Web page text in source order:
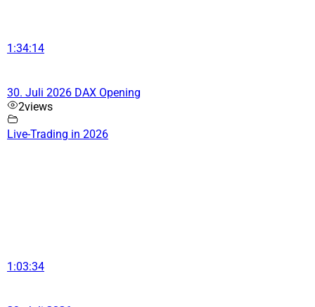
1:34:14
30. Juli 2026 DAX Opening
2views
Live-Trading in 2026
1:03:34